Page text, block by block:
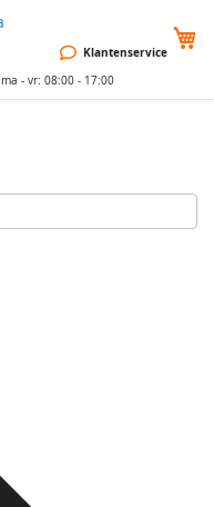
Klantenservice
ma - vr: 08:00 - 17:00